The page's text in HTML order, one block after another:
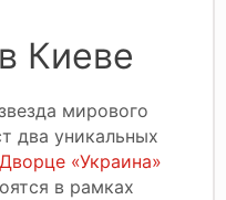
Киеве
мирового
два уникальных
«Украина»
в рамках